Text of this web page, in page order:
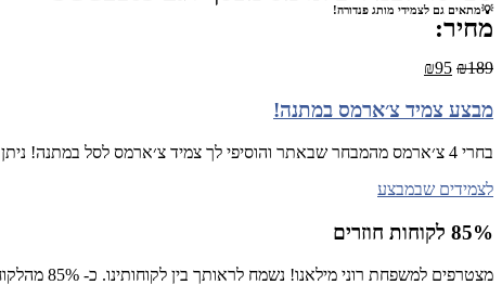
💡מתאים גם לצמידי מותג פנדורה!
מחיר:
₪189
₪95
מבצע צמיד צ׳ארמס במתנה!
בחרי 4 צ׳ארמס מהמבחר שבאתר והוסיפי לך צמיד צ׳ארמס לסל במתנה! ניתן לבחור ממבחר הצמידים שכאן
לצמידים שבמבצע
85% לקוחות חוזרים
מצטרפים למשפחת רוני מילאנו! נשמח לראותך בין לקוחותינו. כ- 85% מהלקוחות רכשו יותר מפעם אחת באתר!